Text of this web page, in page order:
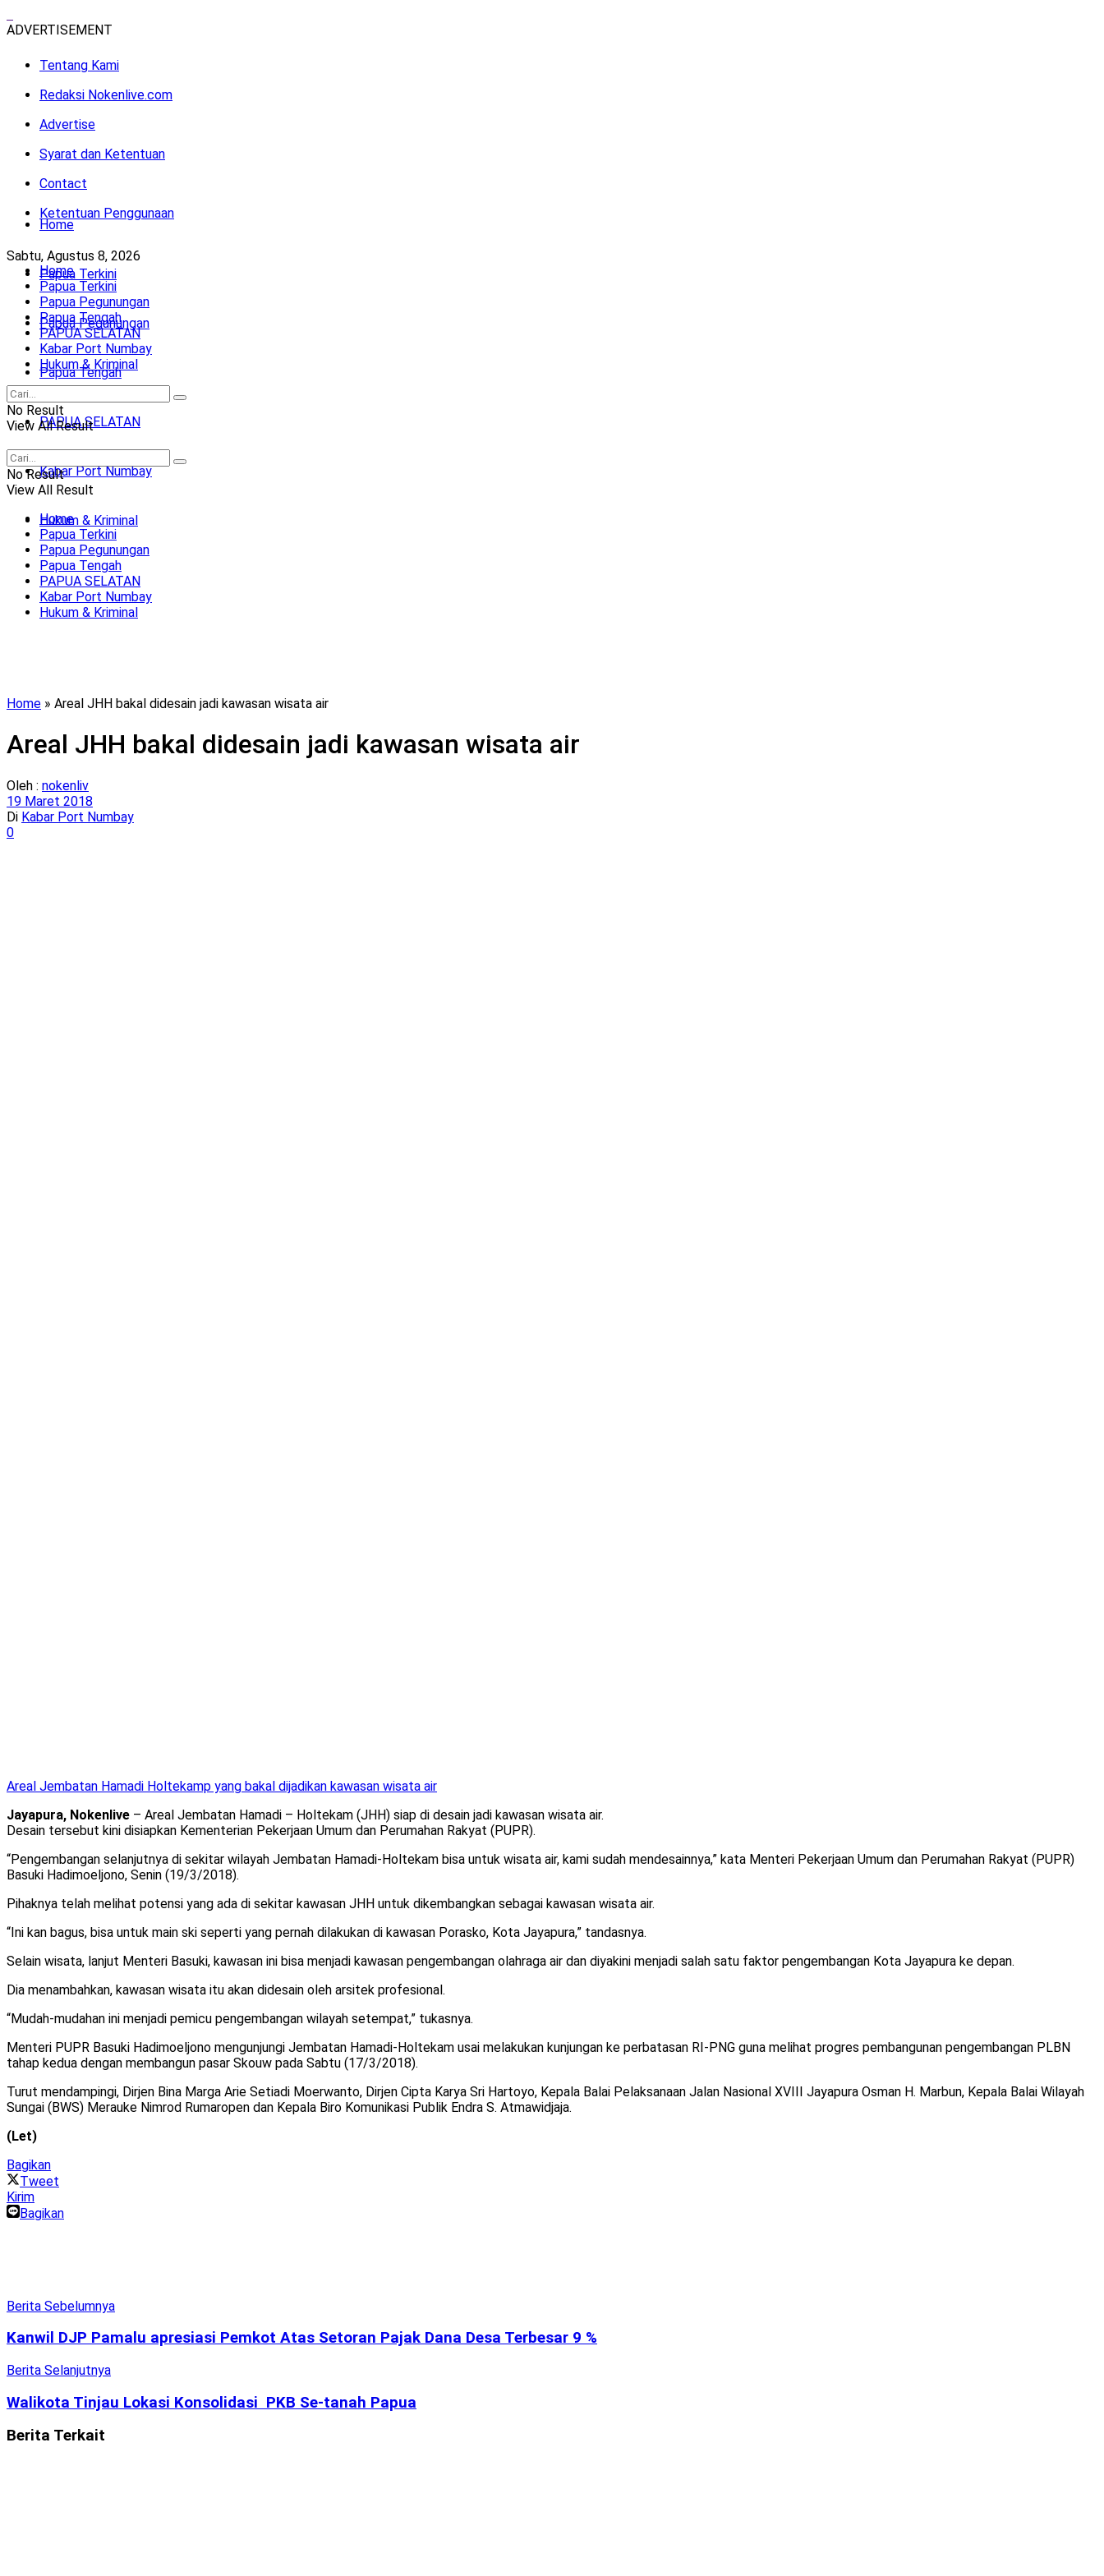
ADVERTISEMENT
Tentang Kami
Redaksi Nokenlive.com
Advertise
Syarat dan Ketentuan
Contact
Ketentuan Penggunaan
Sabtu, Agustus 8, 2026
Home
Papua Terkini
Papua Pegunungan
Papua Tengah
PAPUA SELATAN
Kabar Port Numbay
Hukum & Kriminal
Home
Papua Terkini
Papua Pegunungan
Papua Tengah
PAPUA SELATAN
Kabar Port Numbay
Hukum & Kriminal
No Result
View All Result
No Result
View All Result
Home
Papua Terkini
Papua Pegunungan
Papua Tengah
PAPUA SELATAN
Kabar Port Numbay
Hukum & Kriminal
Home » Areal JHH bakal didesain jadi kawasan wisata air
Areal JHH bakal didesain jadi kawasan wisata air
Oleh : nokenliv
19 Maret 2018
Di Kabar Port Numbay
0
Areal Jembatan Hamadi Holtekamp yang bakal dijadikan kawasan wisata air
Jayapura, Nokenlive – Areal Jembatan Hamadi – Holtekam (JHH) siap di desain jadi kawasan wisata air.
Desain tersebut kini disiapkan Kementerian Pekerjaan Umum dan Perumahan Rakyat (PUPR).
“Pengembangan selanjutnya di sekitar wilayah Jembatan Hamadi-Holtekam bisa untuk wisata air, kami sudah mendesainnya,” kata Menteri Pekerjaan Umum dan Perumahan Rakyat (PUPR)
Basuki Hadimoeljono, Senin (19/3/2018).
Pihaknya telah melihat potensi yang ada di sekitar kawasan JHH untuk dikembangkan sebagai kawasan wisata air.
“Ini kan bagus, bisa untuk main ski seperti yang pernah dilakukan di kawasan Porasko, Kota Jayapura,” tandasnya.
Selain wisata, lanjut Menteri Basuki, kawasan ini bisa menjadi kawasan pengembangan olahraga air dan diyakini menjadi salah satu faktor pengembangan Kota Jayapura ke depan.
Dia menambahkan, kawasan wisata itu akan didesain oleh arsitek profesional.
“Mudah-mudahan ini menjadi pemicu pengembangan wilayah setempat,” tukasnya.
Menteri PUPR Basuki Hadimoeljono mengunjungi Jembatan Hamadi-Holtekam usai melakukan kunjungan ke perbatasan RI-PNG guna melihat progres pembangunan pengembangan PLBN
tahap kedua dengan membangun pasar Skouw pada Sabtu (17/3/2018).
Turut mendampingi, Dirjen Bina Marga Arie Setiadi Moerwanto, Dirjen Cipta Karya Sri Hartoyo, Kepala Balai Pelaksanaan ‪Jalan Nasional XVIII Jayapura‬ Osman H. Marbun, Kepala Balai Wilayah
Sungai (BWS) Merauke Nimrod Rumaropen dan Kepala Biro Komunikasi Publik Endra S. Atmawidjaja.
(Let)
Bagikan
Tweet
Kirim
Bagikan
Berita Sebelumnya
Kanwil DJP Pamalu apresiasi Pemkot Atas Setoran Pajak Dana Desa Terbesar 9 %
Berita Selanjutnya
Walikota Tinjau Lokasi Konsolidasi PKB Se-tanah Papua
Berita Terkait